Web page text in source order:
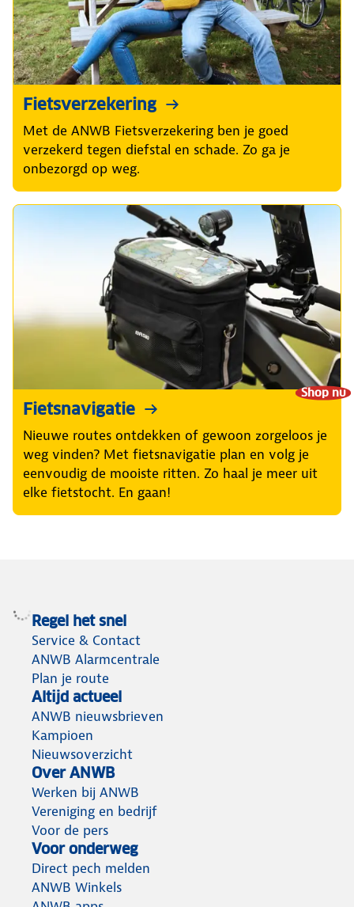
Fietsverzekering
Met de ANWB Fietsverzekering ben je goed
verzekerd tegen diefstal en schade. Zo ga je
onbezorgd op weg.
Shop nu
Fietsnavigatie
Nieuwe routes ontdekken of gewoon zorgeloos je
weg vinden? Met fietsnavigatie plan en volg je
eenvoudig de mooiste ritten. Zo haal je meer uit
elke fietstocht. En gaan!
Regel het snel
Service & Contact
ANWB Alarmcentrale
Plan je route
Altijd actueel
ANWB nieuwsbrieven
Kampioen
Nieuwsoverzicht
Over ANWB
Werken bij ANWB
Vereniging en bedrijf
Voor de pers
Voor onderweg
Direct pech melden
ANWB Winkels